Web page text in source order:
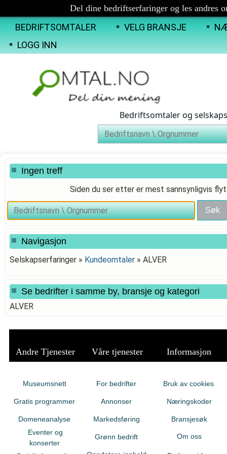
Del dine bedriftserfaringer og les andres
BEDRIFTSOMTALER VELG BRANSJE
LOGG INN
Bedriftsomtaler og
Ingen treff
Siden du ser etter er mest sannsynligvis
Navigasjon
Selskapserfaringer » Kundeomtaler » ALVER
Se bedrifter i samme by, bransje og kategori
ALVER
Andre Tjenester Våre tjenester Informasjon
Museumsnett
Gratis programmer
Domeneanalyse
Eventer og
konserter
For bedrifter
Annonser
Markedsføring
Grønn bedrift
Bruk av cookies
Næringskoder
Bransjesøk
Om oss